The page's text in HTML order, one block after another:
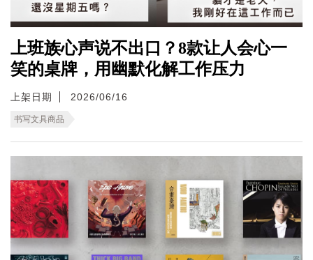
上班族心声说不出口？8款让人会心一
笑的桌牌，用幽默化解工作压力
上架日期 2026/06/16
书写文具商品